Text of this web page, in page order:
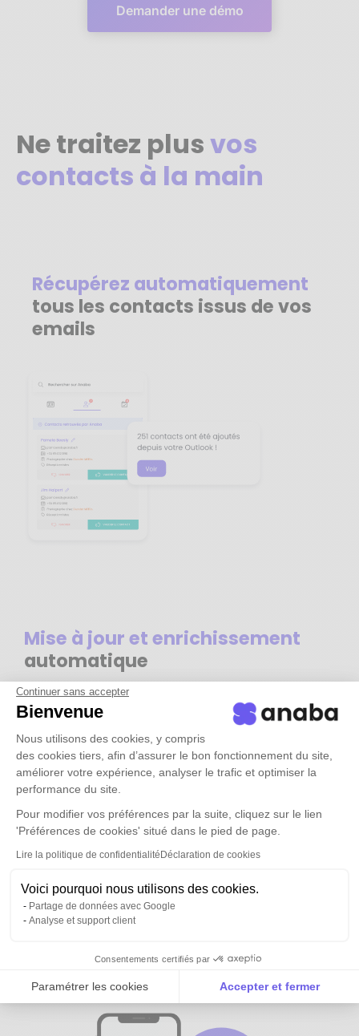
Continuer sans accepter
Bienvenue
Nous utilisons des cookies, y compris
des cookies tiers, afin d’assurer le bon fonctionnement du site,
améliorer votre expérience, analyser le trafic et optimiser la
performance du site.
Pour modifier vos préférences par la suite, cliquez sur le lien
'Préférences de cookies' situé dans le pied de page.
Lire la politique de confidentialitéDéclaration de cookies
Voici pourquoi nous utilisons des cookies.
Partage de données avec Google
Analyse et support client
Consentements certifiés par
Paramétrer les cookies Accepter et fermer
Axeptio consent
Plateforme de Gestion du Consentement :
Demander une démo
Ne traitez plusvos
contacts à la main
Récupérez automatiquement
tous les contacts issus de vos
emails
Mise à jour et enrichissement
automatique
équipesdisponibles partout